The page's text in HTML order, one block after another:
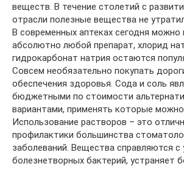
веществ. В течение столетий с
отрасли полезные вещества не
В современных аптеках сегодня можно
абсолютно любой препарат, хлорид
гидрокарбонат натрия остаются
Совсем необязательно покупать
обеспечения здоровья. Сода и соль
бюджетными по стоимости
вариантами, применять которые
Использование растворов – это
профилактики большинства
заболеваний. Вещества справляются с
болезнетворных бактерий, устраняет